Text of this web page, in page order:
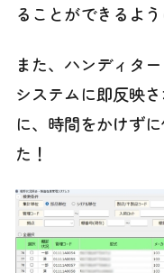
ることができるよう
また、ハンディタ
システムに即反映
に、時間をかけず
た！